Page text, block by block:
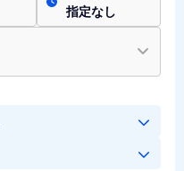
指定なし